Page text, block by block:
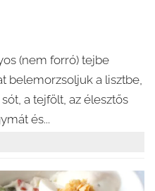
(nem forró) tejbe
belemorzsoljuk a lisztbe,
a tejfölt, az élesztős
és...